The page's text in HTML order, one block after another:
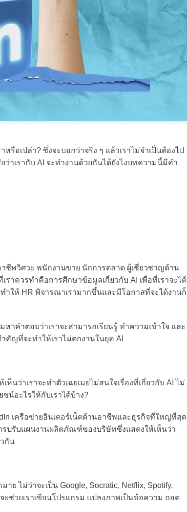
รือเปล่า? ซึ่งจะบอกว่าจริง ๆ แล้วเราไม่จำเป็นต้องไป
าเรากับ AI จะทำงานด้วยกันได้ยังไงบทความนี้มีคำ
ชีพวิศวะ พนักงานขาย นักการตลาด ผู้เชี่ยวชาญด้าน
าควรทำคือการศึกษาข้อมูลเกี่ยวกับ AI เพื่อที่เราจะได้
ำให้ HR พิจารณาเรามากขึ้นและมีโอกาสที่จะได้งานก็
าคำตอบว่าเราจะสามารถเรียนรู้ ทำความเข้าใจ และ
คัญที่จะทำให้เราไม่ตกงานในยุค AI
นว่าเราจะทำตัวเฉยเมยไม่สนใจเรื่องที่เกี่ยวกับ AI ไม่
ชน์อะไรให้กับเราได้บ้าง?
เครือข่ายอินเตอร์เน็ตด้านอาชีพและธุรกิจที่ใหญ่ที่สุด
รปรับแผนงานผลิตภัณฑ์ของบริษัทซึ่งแสดงให้เห็นว่า
กัน
ไม่ว่าจะเป็น Google, Socratic, Netflix, Spotify,
ช่วยเราเขียนโปรแกรม แปลงภาพเป็นข้อความ ถอด